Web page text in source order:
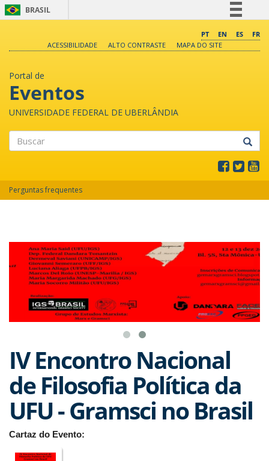
BRASIL
Comunica BR
PT EN ES
FR
ACESSIBILIDADE
ALTO CONTRASTE MAPA DO SITE
Portal de
Eventos
UNIVERSIDADE FEDERAL DE UBERLÂNDIA
Perguntas frequentes
IV Encontro Nacional
de Filosofia Política da
UFU - Gramsci no Brasil
Cartaz do Evento: